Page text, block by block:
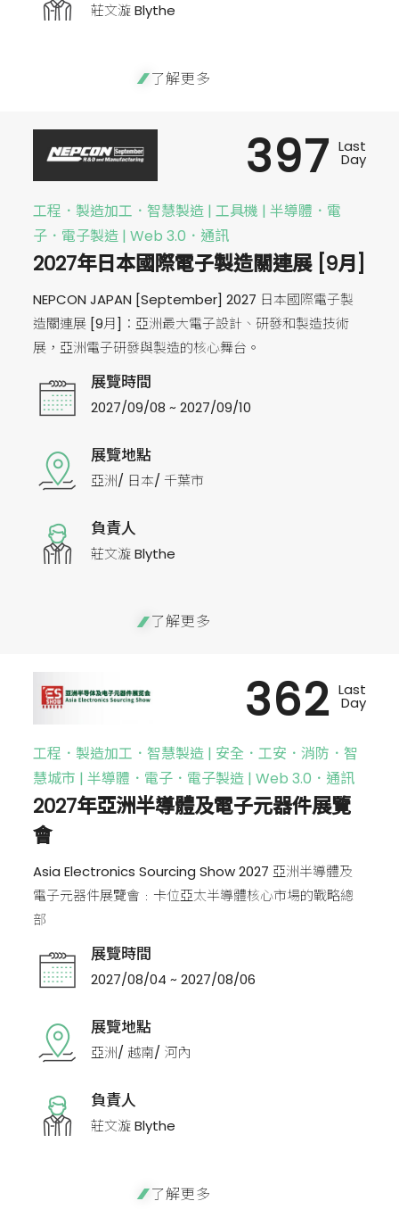
莊文漩 Blythe
了解更多
工程．製造加工．智慧製造 | 工具機 | 半導體．電
子．電子製造 | Web 3.0．通訊
2027年日本國際電子製造關連展 [9月]
NEPCON JAPAN [September] 2027 日本國際電子製
造關連展 [9月]：亞洲最大電子設計、研發和製造技術
展，亞洲電子研發與製造的核心舞台。
展覽時間
2027/09/08 ~ 2027/09/10
展覽地點
亞洲/ 日本/ 千葉市
負責人
莊文漩 Blythe
397 Last
Day
了解更多
工程．製造加工．智慧製造 | 安全．工安．消防．智
慧城市 | 半導體．電子．電子製造 | Web 3.0．通訊
2027年亞洲半導體及電子元器件展覽
會
Asia Electronics Sourcing Show 2027 亞洲半導體及
電子元器件展覽會﹕卡位亞太半導體核心市場的戰略總
部
展覽時間
2027/08/04 ~ 2027/08/06
展覽地點
亞洲/ 越南/ 河內
負責人
莊文漩 Blythe
362 Last
Day
了解更多